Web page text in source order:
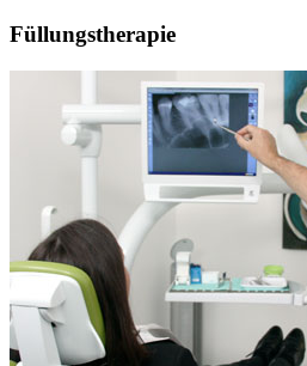
Füllungstherapie